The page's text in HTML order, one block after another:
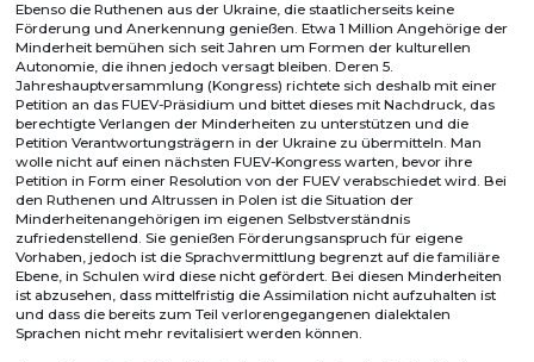
Ebenso die Ruthenen aus der Ukraine, die staatlicherseits keine
Förderung und Anerkennung genießen. Etwa 1 Million Angehörige der
Minderheit bemühen sich seit Jahren um Formen der kulturellen
Autonomie, die ihnen jedoch versagt bleiben. Deren 5.
Jahreshauptversammlung (Kongress) richtete sich deshalb mit einer
Petition an das FUEV-Präsidium und bittet dieses mit Nachdruck, das
berechtigte Verlangen der Minderheiten zu unterstützen und die
Petition Verantwortungsträgern in der Ukraine zu übermitteln. Man
wolle nicht auf einen nächsten FUEV-Kongress warten, bevor ihre
Petition in Form einer Resolution von der FUEV verabschiedet wird. Bei
den Ruthenen und Altrussen in Polen ist die Situation der
Minderheitenangehörigen im eigenen Selbstverständnis
zufriedenstellend. Sie genießen Förderungsanspruch für eigene
Vorhaben, jedoch ist die Sprachvermittlung begrenzt auf die familiäre
Ebene, in Schulen wird diese nicht gefördert. Bei diesen Minderheiten
ist abzusehen, dass mittelfristig die Assimilation nicht aufzuhalten ist
und dass die bereits zum Teil verlorengegangenen dialektalen
Sprachen nicht mehr revitalisiert werden können.